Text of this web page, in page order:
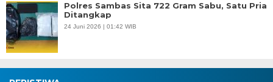
Polres Sambas Sita 722 Gram Sabu, Satu Pria
Ditangkap
24 Juni 2026 | 01:42 WIB